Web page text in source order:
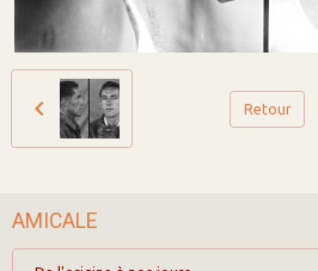
Retour
AMICALE